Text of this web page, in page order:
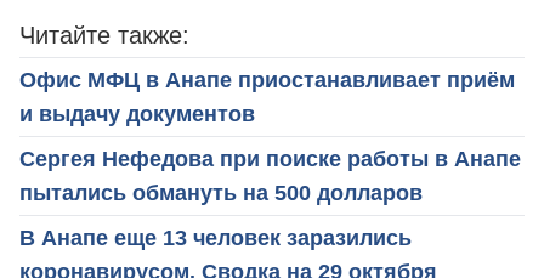
Читайте также:
Офис МФЦ в Анапе приостанавливает приём
и выдачу документов
Сергея Нефедова при поиске работы в Анапе
пытались обмануть на 500 долларов
В Анапе еще 13 человек заразились
коронавирусом. Сводка на 29 октября